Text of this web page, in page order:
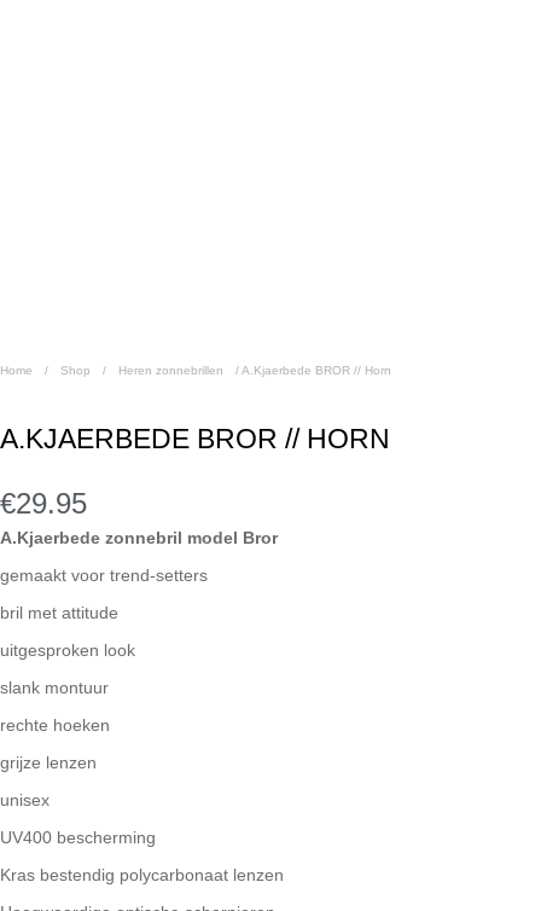
Home / Shop / Heren zonnebrillen /A.Kjaerbede BROR // Horn
A.KJAERBEDE BROR // HORN
€29.95
A.Kjaerbede zonnebril model Bror
gemaakt voor trend-setters
bril met attitude
uitgesproken look
slank montuur
rechte hoeken
grijze lenzen
unisex
UV400 bescherming
Kras bestendig polycarbonaat lenzen